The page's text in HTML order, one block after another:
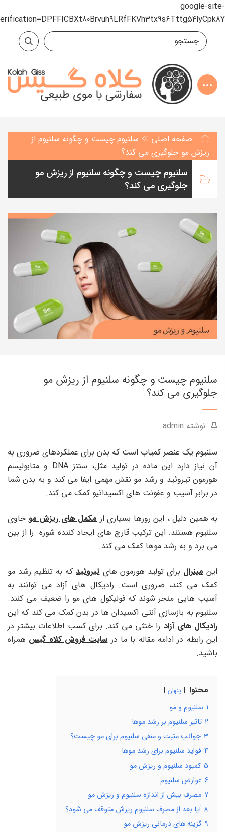
google-site-
صفحه اصلی
سلنیوم چیست و چگونه سلنیوم از
ریزش مو جلوگیری می کند؟
سلنیوم چیست و چگونه سلنیوم از ریزش مو
جلوگیری می کند؟
سلنیوم چیست و چگونه سلنیوم از ریزش مو
جلوگیری می کند؟
نوشته admin
سلنیوم یک عنصر کمیاب است که بدن برای عملکردهای ضروری به
آن نیاز دارد این ماده در تولید مثل، سنتز DNA و متابولیسم
هورمون تیروئید و رشد مو نقش مهمی ایفا می کند و به بدن شما
در برابر آسیب و عفونت های اکسیداتیو کمک می کند.
به همین دلیل ، این روزها بسیاری از مکمل های ریزش موحاوی
سلنیوم هستند. این ترکیب قارچ های ایجاد کننده شوره را از بین
می برد و به رشد موها کمک می کند.
اینمینرال برای تولید هورمون هایتیروئیدکه به تنظیم رشد مو
کمک می کند، ضروری است. رادیکال های آزاد می توانند به
آسیب هایی منجر شوند که فولیکول های مو را ضعیف می کنند.
سلنیوم به بازسازی آنتی اکسیدان ها در بدن کمک می کند که این
رادیکال های آزادرا خنثی می کند. برای کسب اطلاعات بیشتر در
این رابطه در ادامه مقاله با ما درسایت فروش کلاه گیس همراه
باشید.
محتوا پنهان
1 سلنیوم و مو
2 تاثیر سلنیوم بر رشد موها
3 جوانب مثبت و منفی سلنیوم برای مو چیست؟
4 فواید سلنیوم برای رشد موها
5 کمبود سلنیوم و ریزش مو
6 عوارض سلنیوم
7 مصرف بیش از اندازه سلنیوم و ریزش مو
8 آیا بعد از مصرف سلنیوم ریزش متوقف می شود؟
9 گزینه های درمانی ریزش مو